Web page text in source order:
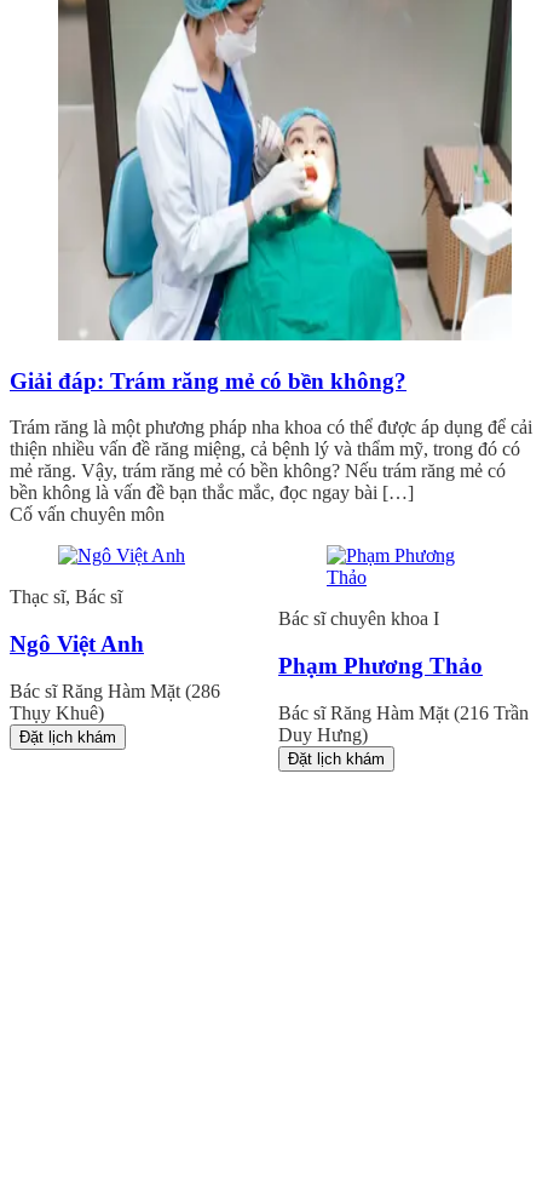
Giải đáp: Trám răng mẻ có bền không?
Trám răng là một phương pháp nha khoa có thể được áp dụng để cải
thiện nhiều vấn đề răng miệng, cả bệnh lý và thẩm mỹ, trong đó có
mẻ răng. Vậy, trám răng mẻ có bền không? Nếu trám răng mẻ có
bền không là vấn đề bạn thắc mắc, đọc ngay bài […]
Cố vấn chuyên môn
Thạc sĩ, Bác sĩ
Ngô Việt Anh
Bác sĩ Răng Hàm Mặt (286
Thụy Khuê)
Đặt lịch khám
Bác sĩ chuyên khoa I
Phạm Phương Thảo
Bác sĩ Răng Hàm Mặt (216 Trần
Duy Hưng)
Đặt lịch khám